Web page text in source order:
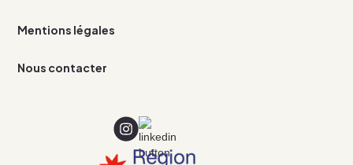
Mentions légales
Nous contacter